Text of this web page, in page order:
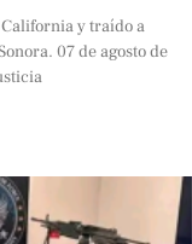
y traído a
07 de agosto de